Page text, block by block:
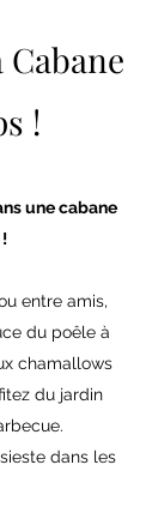
Cabane
!
une cabane
entre amis,
du poêle à
chamallows
du jardin
dans les